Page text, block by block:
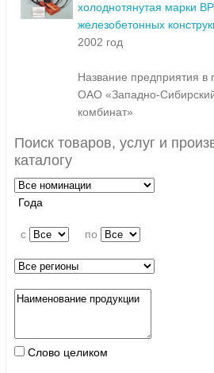
холоднотянутая марки
железобетонных
2002 год
Название предприятия в
ОАО «Западно-
комбинат»
Поиск товаров, услуг и
каталогу
Года
c по
Слово целиком